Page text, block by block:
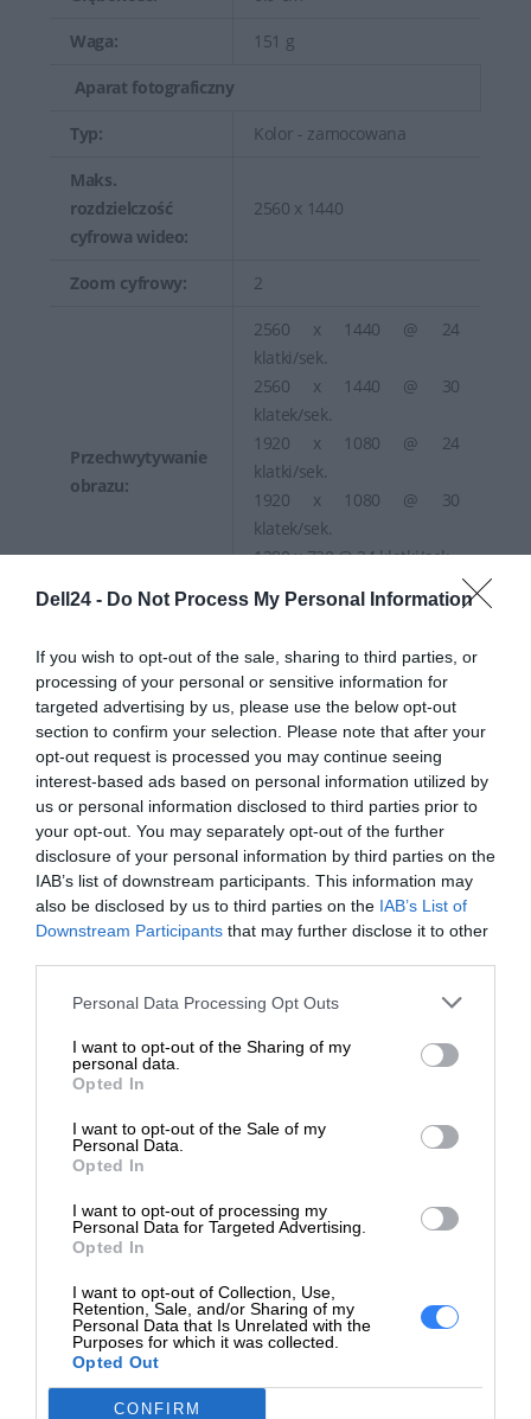
Dell24 - Do Not Process My Personal Information
If you wish to opt-out of the sale, sharing to third parties, or
processing of your personal or sensitive information for
targeted advertising by us, please use the below opt-out
section to confirm your selection. Please note that after your
opt-out request is processed you may continue seeing
interest-based ads based on personal information utilized by
us or personal information disclosed to third parties prior to
your opt-out. You may separately opt-out of the further
disclosure of your personal information by third parties on the
IAB’s list of downstream participants. This information may
also be disclosed by us to third parties on the IAB’s List of
Downstream Participants that may further disclose it to other
Personal Data Processing Opt Outs
I want to opt-out of the Sharing of my
personal data.
Opted In
I want to opt-out of the Sale of my
Personal Data.
Opted In
I want to opt-out of processing my
Personal Data for Targeted Advertising.
Opted In
I want to opt-out of Collection, Use,
Retention, Sale, and/or Sharing of my
Personal Data that Is Unrelated with the
Purposes for which it was collected.
Opted Out
CONFIRM
Waga: 151 g
Aparat fotograficzny
Typ: Kolor - zamocowana
Maks.
rozdzielczość
cyfrowa wideo:
2560 x 1440
Zoom cyfrowy: 2
Przechwytywanie
obrazu:
2560 x 1440 @ 24
klatki/sek.
2560 x 1440 @ 30
klatek/sek.
1920 x 1080 @ 24
klatki/sek.
1920 x 1080 @ 30
klatek/sek.
1280 x 720 @ 24 klatki/sek.
1280 x 720 @ 60 klatek/sek.
Cechy:
2D Noise Reduction
Technology, Technologia
Redukcji Szumu 3D,
wykrywanie twarzy,
regulacja nachylenia, High
Dynamic Range (HDR),
automatyczny balans bieli,
Auto Focus, pole widzenia
78°, pole widzenia 65°,
zintegrowana żaluzja
prywatności, obsługa
trójnoga, Sony sensor
Obiektyw Iris:
Interfejs do
Rozszerzenie / połączenie
Różne
Dołączone
przewody:
1 x kabel USB - 1.5 m